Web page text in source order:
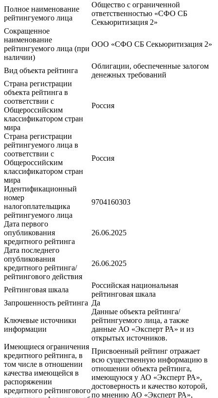
Полное наименование
рейтингуемого лица
Общество с ограниченной
ответственностью «СФО СБ
Секьюритизация 2»
Сокращенное
наименование
рейтингуемого лица (при
наличии)
ООО «СФО СБ Секьюритизация 2»
Вид объекта рейтинга
Облигации, обеспеченные залогом
денежных требований
Страна регистрации
объекта рейтинга в
соответствии с
Общероссийским
классификатором стран
мира
Россия
Страна регистрации
рейтингуемого лица в
соответствии с
Общероссийским
классификатором стран
мира
Россия
Идентификационный
номер
налогоплательщика
рейтингуемого лица
9704160303
Дата первого
опубликования
кредитного рейтинга
26.06.2025
Дата последнего
опубликования
кредитного рейтинга/
рейтингового действия
26.06.2025
Рейтинговая шкала
Российская национальная
рейтинговая шкала
Запрошенность рейтинга Да
Ключевые источники
информации
Данные объекта рейтинга/
рейтингуемого лица, а также
данные АО «Эксперт РА» и из
открытых источников.
Имеющиеся ограничения
кредитного рейтинга, в
том числе в отношении
качества имеющейся в
распоряжении
кредитного рейтингового
Присвоенный рейтинг отражает
всю существенную информацию в
отношении объекта рейтинга,
имеющуюся у АО «Эксперт РА»,
достоверность и качество которой,
по мнению АО «Эксперт РА»,